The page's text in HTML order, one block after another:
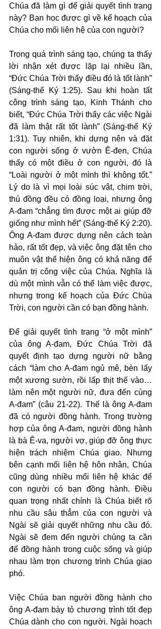
Chúa đã làm gì để giải quyết tình trạng
này? Bạn học được gì về kế hoạch của
Chúa cho mối liên hệ của con người?
Trong quá trình sáng tạo, chúng ta thấy
lời nhận xét được lặp lại nhiều lần,
“Đức Chúa Trời thấy điều đó là tốt lành”
(Sáng-thế Ký 1:25). Sau khi hoàn tất
công trình sáng tạo, Kinh Thánh cho
biết, “Đức Chúa Trời thấy các việc Ngài
đã làm thật rất tốt lành” (Sáng-thế Ký
1:31). Tuy nhiên, khi dựng nên và đặt
con người sống ở vườn Ê-đen, Chúa
thấy có một điều ở con người, đó là
“Loài người ở một mình thì không tốt.”
Lý do là vì mọi loài súc vật, chim trời,
thú đồng đều có đồng loại, nhưng ông
A-đam “chẳng tìm được một ai giúp đỡ
giống như mình hết” (Sáng-thế Ký 2:20).
Ông A-đam được dựng nên cách toàn
hảo, rất tốt đẹp, và việc ông đặt tên cho
muôn vật thể hiện ông có khả năng để
quản trị công việc của Chúa. Nghĩa là
dù một mình vẫn có thể làm việc được,
nhưng trong kế hoạch của Đức Chúa
Trời, con người cần có bạn đồng hành.
Để giải quyết tình trạng “ở một mình”
của ông A-đam, Đức Chúa Trời đã
quyết định tạo dựng người nữ bằng
cách “làm cho A-đam ngủ mê, bèn lấy
một xương sườn, rồi lấp thịt thế vào…
làm nên một người nữ, đưa đến cùng
A-đam” (câu 21-22). Thế là ông A-đam
đã có người đồng hành. Trong trường
hợp của ông A-đam, người đồng hành
là bà Ê-va, người vợ, giúp đỡ ông thực
hiện trách nhiệm Chúa giao. Nhưng
bên cạnh mối liên hệ hôn nhân, Chúa
cũng dùng nhiều mối liên hệ khác để
con người có bạn đồng hành. Điều
quan trọng nhất chính là Chúa biết rõ
nhu cầu sâu thẳm của con người và
Ngài sẽ giải quyết những nhu cầu đó.
Ngài sẽ đem đến người chúng ta cần
để đồng hành trong cuộc sống và giúp
nhau làm trọn chương trình Chúa giao
phó.
Việc Chúa ban người đồng hành cho
ông A-đam bày tỏ chương trình tốt đẹp
Chúa dành cho con người. Ngài hoạch